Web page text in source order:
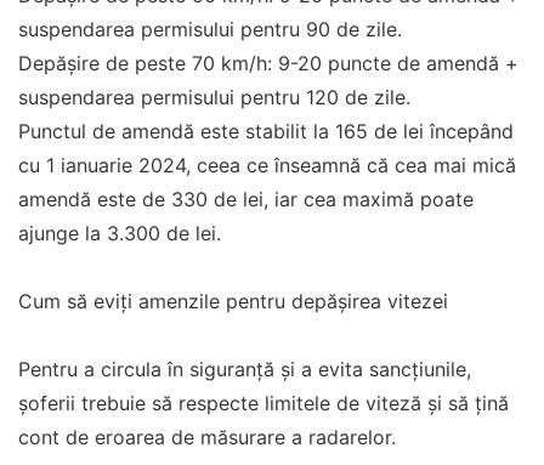
suspendarea permisului pentru 90 de zile.
Depășire de peste 70 km/h: 9-20 puncte de amendă +
suspendarea permisului pentru 120 de zile.
Punctul de amendă este stabilit la 165 de lei începând
cu 1 ianuarie 2024, ceea ce înseamnă că cea mai mică
amendă este de 330 de lei, iar cea maximă poate
ajunge la 3.300 de lei.
Cum să eviți amenzile pentru depășirea vitezei
Pentru a circula în siguranță și a evita sancțiunile,
șoferii trebuie să respecte limitele de viteză și să țină
cont de eroarea de măsurare a radarelor.